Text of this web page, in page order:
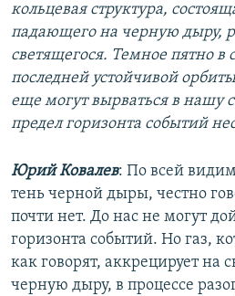
кольцевая структура,
падающего на черную дыру,
светящегося. Темное пятно в
последней устойчивой
еще могут вырваться в нашу
предел горизонта событий
Юрий Ковалев: По всей
тень черной дыры, честно
почти нет. До нас не могут
горизонта событий. Но газ,
как говорят, аккрецирует на
черную дыру, в процессе